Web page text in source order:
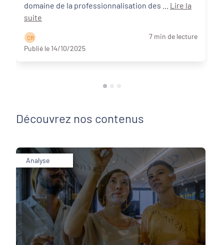
Lire la
suite
C R
7 min de lecture
Publié le 14/10/2025
Découvrez nos contenus
Analyse